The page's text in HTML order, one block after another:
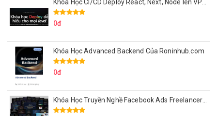
0đ
Khóa Học Advanced Backend Của Roninhub.com
0đ